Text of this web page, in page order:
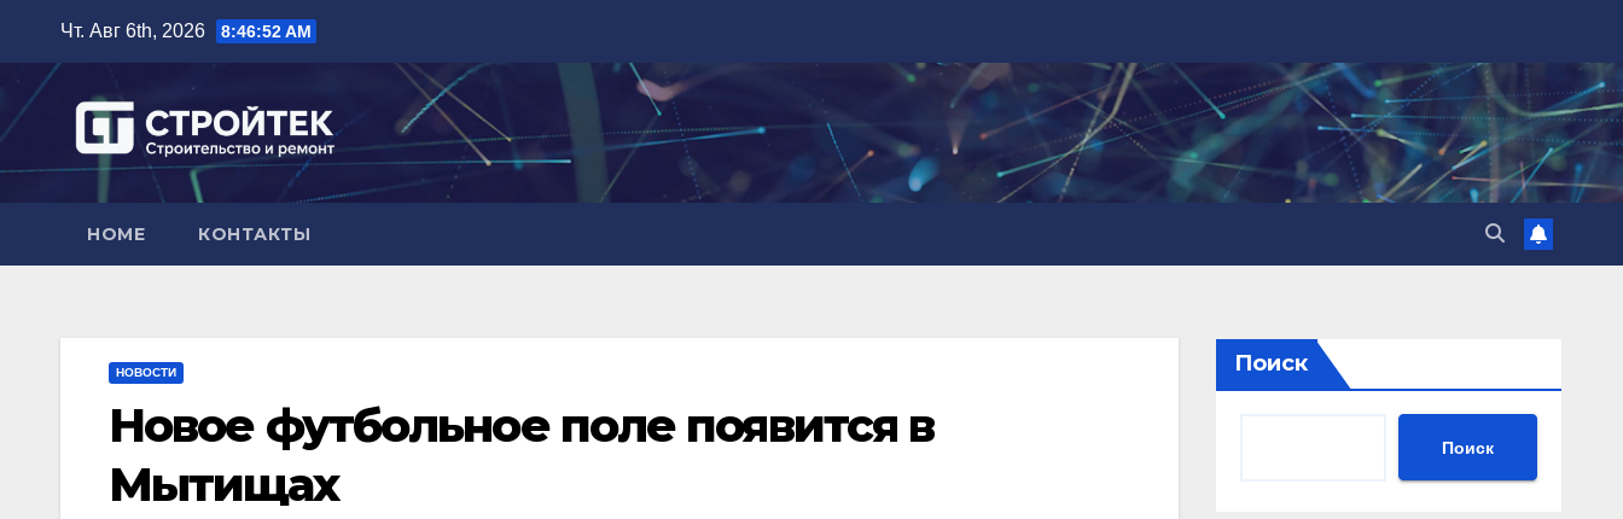
содержимому
Чт. Авг 6th, 2026 8:46:53 AM
HOME КОНТАКТЫ
НОВОСТИ
Новое футбольное поле появится в
Мытищах
Поиск
Поиск